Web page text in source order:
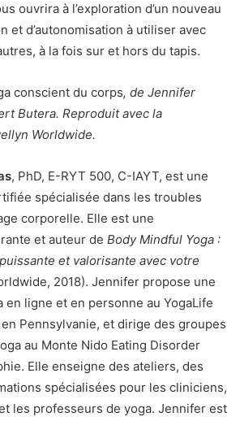
ouvrira à l’exploration d’un nouveau
et d’autonomisation à utiliser avec
à la fois sur et hors du tapis.
conscient du corps, de Jennifer
Butera. Reproduit avec la
Worldwide.
, PhD, E-RYT 500, C-IAYT, est une
spécialisée dans les troubles
corporelle. Elle est une
et auteur de Body Mindful Yoga :
et valorisante avec votre
2018). Jennifer propose une
en ligne et en personne au YogaLife
Pennsylvanie, et dirige des groupes
au Monte Nido Eating Disorder
Elle enseigne des ateliers, des
spécialisées pour les cliniciens,
les professeurs de yoga. Jennifer est